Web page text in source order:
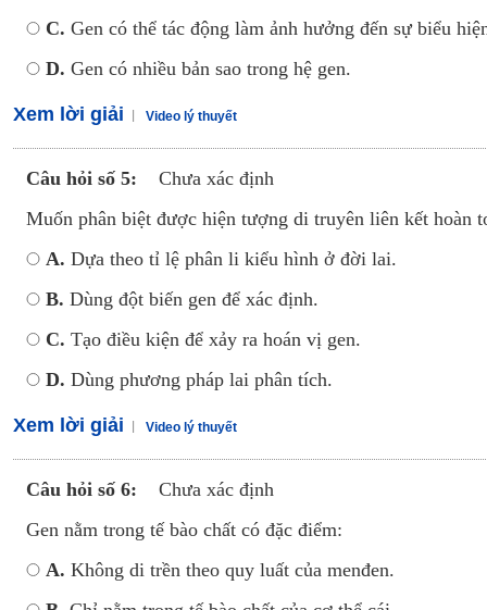
C. Gen có thể tác động làm ảnh hưởng đến sự biểu
D. Gen có nhiều bản sao trong hệ gen.
Xem lời giải Video lý thuyết
Câu hỏi số 5:
Chưa xác định
Muốn phân biệt được hiện tượng di truyên liên kết hoàn
A. Dựa theo tỉ lệ phân li kiểu hình ở đời lai.
B. Dùng đột biến gen để xác định.
C. Tạo điều kiện để xảy ra hoán vị gen.
D. Dùng phương pháp lai phân tích.
Xem lời giải Video lý thuyết
Câu hỏi số 6:
Chưa xác định
Gen nằm trong tế bào chất có đặc điểm:
A. Không di trền theo quy luất của menđen.